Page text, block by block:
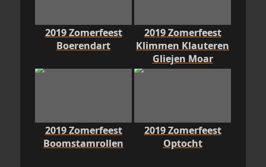
2019 Zomerfeest
Boerendart
2019 Zomerfeest
Klimmen Klauteren
Gliejen Moar
2019 Zomerfeest
Boomstamrollen
2019 Zomerfeest
Optocht